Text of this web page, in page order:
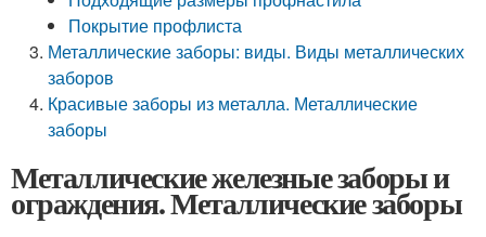
Покрытие профлиста
Металлические заборы: виды. Виды металлических
заборов
Красивые заборы из металла. Металлические
заборы
Металлические железные заборы и
ограждения. Металлические заборы